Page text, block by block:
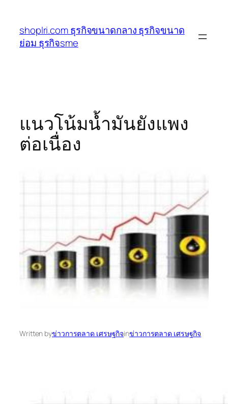
เนื้อหา
shoplri.com ธุรกิจขนาดกลาง ธุรกิจขนาด
ย่อม ธุรกิจsme
แนวโน้มน้ำมันยังแพง
ต่อเนื่อง
Written byข่าวการตลาด เศรษฐกิจinข่าวการตลาด เศรษฐกิจ